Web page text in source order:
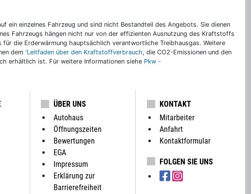
ein einzelnes Fahrzeug und sind nicht Bestandteil des Angebots. Sie dienen
Fahrzeugs hängen nicht nur von der effizienten Ausnutzung des Kraftstoffs
die Erderwärmung hauptsächlich verantwortliche Treibhausgas. Weitere
dem 'Leitfaden über den Kraftstoffverbrauch, die CO2-Emissionen und den
erhältlich ist. Für weitere Informationen siehe Pkw -
ÜBER UNS
Autohaus
Öffnungszeiten
Bewertungen
EGA
Impressum
Erklärung zur
Barrierefreiheit
KONTAKT
Mitarbeiter
Anfahrt
Kontaktformular
FOLGEN SIE UNS